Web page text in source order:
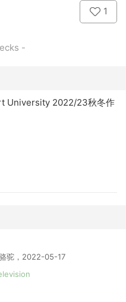
1
-
University 2022/23秋冬作
驼，2022-05-17